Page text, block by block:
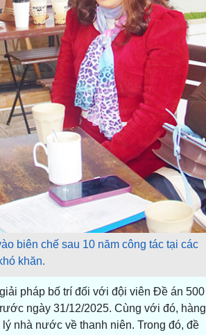
biên chế sau 10 năm công tác tại các
khăn.
pháp bố trí đối với đội viên Đề án 500
ngày 31/12/2025. Cùng với đó, hàng
nhà nước về thanh niên. Trong đó, đề